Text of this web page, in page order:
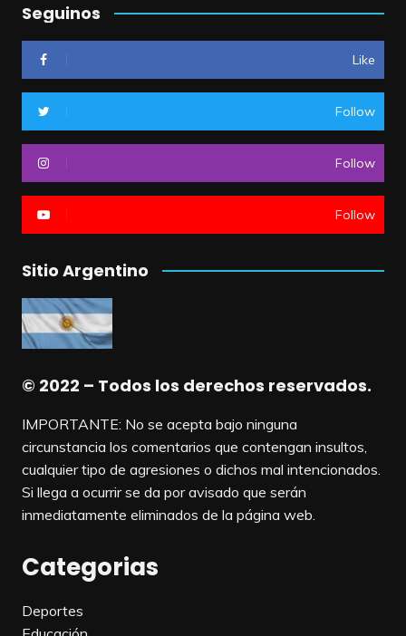
Seguinos
Like
Follow
Follow
Follow
Sitio Argentino
© 2022 – Todos los derechos reservados.
IMPORTANTE: No se acepta bajo ninguna
circunstancia los comentarios que contengan insultos,
cualquier tipo de agresiones o dichos mal intencionados.
Si llega a ocurrir se da por avisado que serán
inmediatamente eliminados de la página web.
Categorias
Deportes